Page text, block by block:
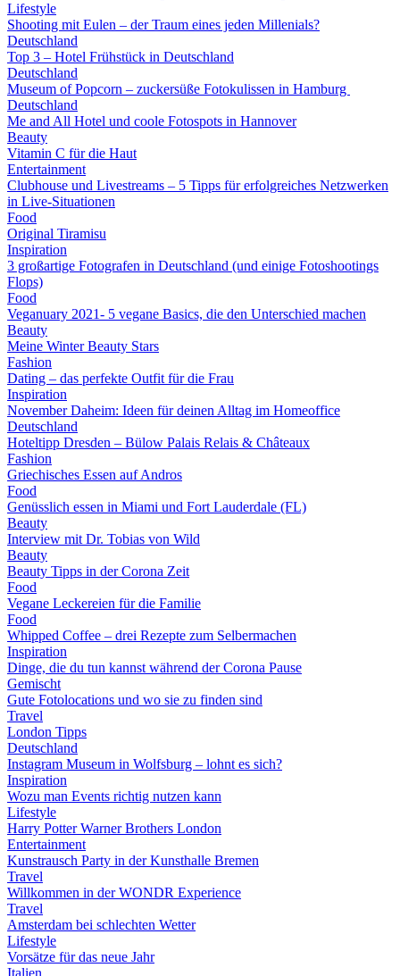
Lifestyle
Shooting mit Eulen – der Traum eines jeden Millenials?
Deutschland
Top 3 – Hotel Frühstück in Deutschland
Deutschland
Museum of Popcorn – zuckersüße Fotokulissen in Hamburg
Deutschland
Me and All Hotel und coole Fotospots in Hannover
Beauty
Vitamin C für die Haut
Entertainment
Clubhouse und Livestreams – 5 Tipps für erfolgreiches Netzwerken
in Live-Situationen
Food
Original Tiramisu
Inspiration
3 großartige Fotografen in Deutschland (und einige Fotoshootings
Flops)
Food
Veganuary 2021- 5 vegane Basics, die den Unterschied machen
Beauty
Meine Winter Beauty Stars
Fashion
Dating – das perfekte Outfit für die Frau
Inspiration
November Daheim: Ideen für deinen Alltag im Homeoffice
Deutschland
Hoteltipp Dresden – Bülow Palais Relais & Châteaux
Fashion
Griechisches Essen auf Andros
Food
Genüsslich essen in Miami und Fort Lauderdale (FL)
Beauty
Interview mit Dr. Tobias von Wild
Beauty
Beauty Tipps in der Corona Zeit
Food
Vegane Leckereien für die Familie
Food
Whipped Coffee – drei Rezepte zum Selbermachen
Inspiration
Dinge, die du tun kannst während der Corona Pause
Gemischt
Gute Fotolocations und wo sie zu finden sind
Travel
London Tipps
Deutschland
Instagram Museum in Wolfsburg – lohnt es sich?
Inspiration
Wozu man Events richtig nutzen kann
Lifestyle
Harry Potter Warner Brothers London
Entertainment
Kunstrausch Party in der Kunsthalle Bremen
Travel
Willkommen in der WONDR Experience
Travel
Amsterdam bei schlechten Wetter
Lifestyle
Vorsätze für das neue Jahr
Italien